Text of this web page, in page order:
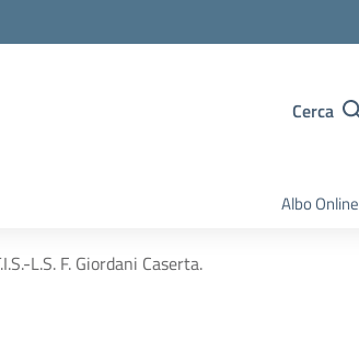
Cerca
Albo Online
L.S. F. Giordani Caserta.